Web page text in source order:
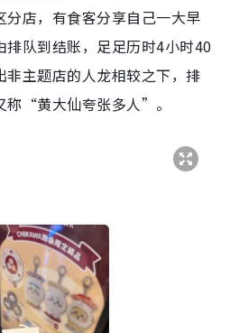
店，有食客分享自己一大早
排队到结账，足足历时4小时40
主题店的人龙相较之下，排
称“黄大仙夸张多人”。